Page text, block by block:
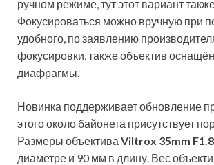
ручном режиме, тут этот вариант
Фокусироваться можно вручную при
удобного, по заявлению
фокусировки, также объектив
диафрагмы.
Новинка поддерживает обновление
этого около байонета присутствует
Размеры объектива Viltrox 35mm F1.8
диаметре и 90 мм в длину. Вес